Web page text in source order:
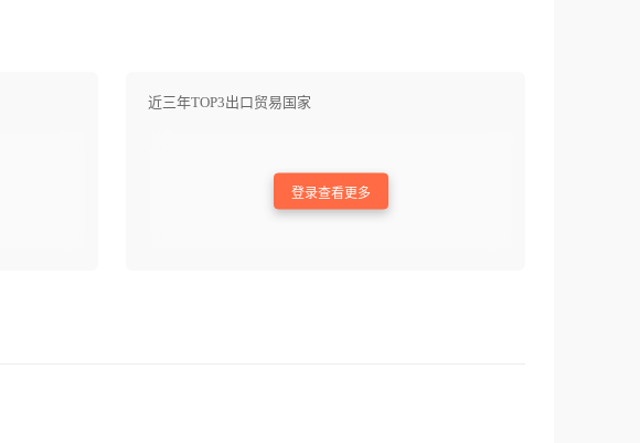
近三年TOP3出口贸易国家
登录查看更多